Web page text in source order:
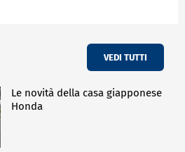
VEDI TUTTI
Le novità della casa giapponese
Honda